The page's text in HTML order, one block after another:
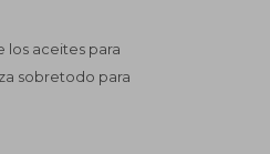
los aceites para
sobretodo para